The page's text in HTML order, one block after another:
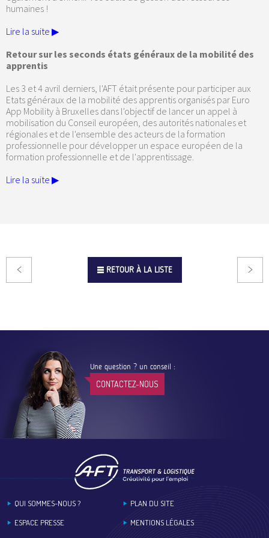
humaines !
Lire la suite ▶
Retour sur les seconds états généraux de la mobilité des
apprentis
Les 3 et 4 avril derniers, l'AFT était présente pour participer aux
Etats généraux de la mobilité des apprentis organisés par Euro
App Mobility à Bruxelles dans l'objectif de lancer un appel à
mobilisation du Conseil européen, des autorités nationales et
régionales et de l'ensemble des acteurs de la formation
professionnelle pour développer un espace européen de la
formation professionnelle et de l'apprentissage.
Lire la suite ▶
RETOUR À LA LISTE
Une question ? un conseil :
CONTACTEZ-NOUS
QUI SOMMES-NOUS ?
ESPACE PRESSE
PLAN DU SITE
MENTIONS LÉGALES